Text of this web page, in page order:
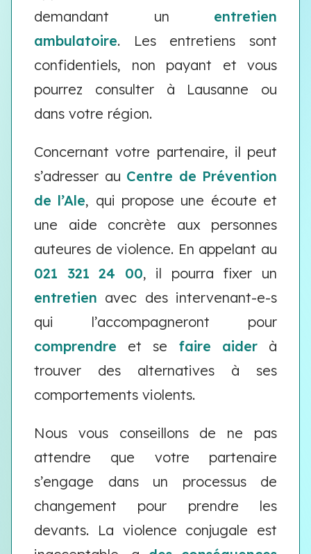
demandant un entretien
ambulatoire. Les entretiens sont
confidentiels, non payant et vous
pourrez consulter à Lausanne ou
dans votre région.
Concernant votre partenaire, il peut
s’adresser au Centre de Prévention
de l’Ale, qui propose une écoute et
une aide concrète aux personnes
auteures de violence. En appelant au
021 321 24 00, il pourra fixer un
entretien avec des intervenant-e-s
qui l’accompagneront pour
comprendre et se faire aiderà
trouver des alternatives à ses
comportements violents.
Nous vous conseillons de ne pas
attendre que votre partenaire
s’engage dans un processus de
changement pour prendre les
devants. La violence conjugale est